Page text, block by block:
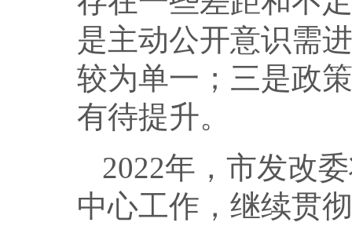
是主动公开意识需
较为单一；三是政
有待提升。
2022年，市发改
中心工作，继续贯